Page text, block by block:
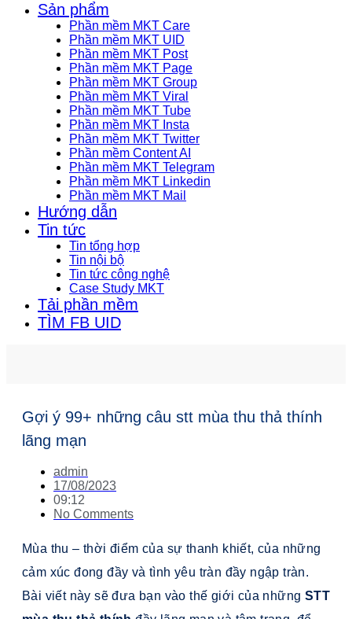
Sản phẩm
Phần mềm MKT Care
Phần mềm MKT UID
Phần mềm MKT Post
Phần mềm MKT Page
Phần mềm MKT Group
Phần mềm MKT Viral
Phần mềm MKT Tube
Phần mềm MKT Insta
Phần mềm MKT Twitter
Phần mềm Content AI
Phần mềm MKT Telegram
Phần mềm MKT Linkedin
Phần mềm MKT Mail
Hướng dẫn
Tin tức
Tin tổng hợp
Tin nội bộ
Tin tức công nghệ
Case Study MKT
Tải phần mềm
TÌM FB UID
Gợi ý 99+ những câu stt mùa thu thả thính
lãng mạn
admin
17/08/2023
09:12
No Comments
Mùa thu – thời điểm của sự thanh khiết, của những
cảm xúc đong đầy và tình yêu tràn đầy ngập tràn.
Bài viết này sẽ đưa bạn vào thế giới của những STT